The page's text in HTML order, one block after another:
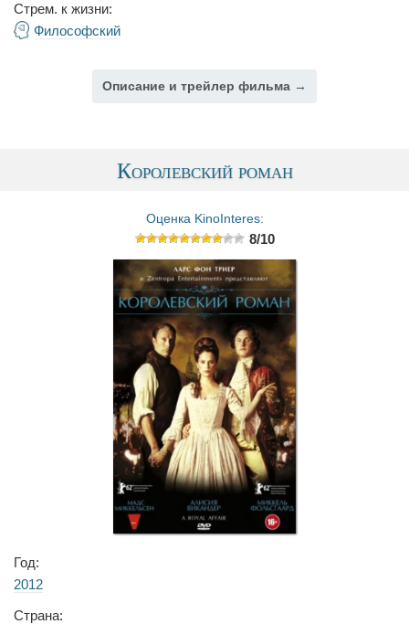
Стрем. к жизни:
Философский
Описание и трейлер фильма →
Королевский роман
Оценка KinoInteres:
8/10
Год:
2012
Страна: